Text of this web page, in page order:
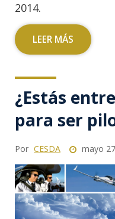
2014.
LEER MÁS
¿Estás
para ser
Por CESDA mayo